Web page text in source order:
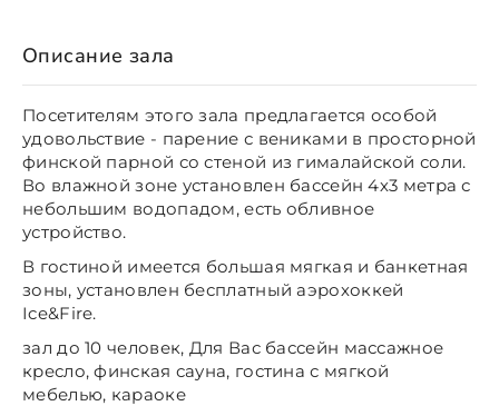
Описание зала
Посетителям этого зала предлагается особой
удовольствие - парение с вениками в просторной
финской парной со стеной из гималайской соли.
Во влажной зоне установлен бассейн 4х3 метра с
небольшим водопадом, есть обливное
устройство.
В гостиной имеется большая мягкая и банкетная
зоны, установлен бесплатный аэрохоккей
Ice&Fire.
зал до 10 человек, Для Вас бассейн массажное
кресло, финская сауна, гостина с мягкой
мебелью, караоке